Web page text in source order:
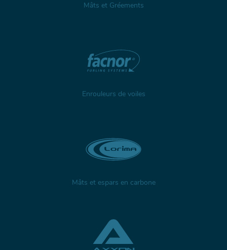
Mâts et Gréements
Enrouleurs de voiles
Mâts et espars en carbone